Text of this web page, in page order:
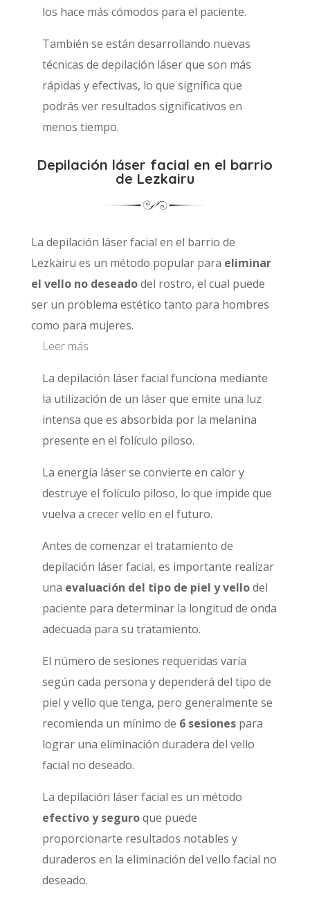
los hace más cómodos para el paciente.
También se están desarrollando nuevas
técnicas de depilación láser que son más
rápidas y efectivas, lo que significa que
podrás ver resultados significativos en
menos tiempo.
Depilación láser facial en el barrio
de Lezkairu
La depilación láser facial en el barrio de
Lezkairu es un método popular para eliminar
el vello no deseadodel rostro, el cual puede
ser un problema estético tanto para hombres
como para mujeres.
Leer más
La depilación láser facial funciona mediante
la utilización de un láser que emite una luz
intensa que es absorbida por la melanina
presente en el folículo piloso.
La energía láser se convierte en calor y
destruye el folículo piloso, lo que impide que
vuelva a crecer vello en el futuro.
Antes de comenzar el tratamiento de
depilación láser facial, es importante realizar
una evaluación del tipo de piel y vellodel
paciente para determinar la longitud de onda
adecuada para su tratamiento.
El número de sesiones requeridas varía
según cada persona y dependerá del tipo de
piel y vello que tenga, pero generalmente se
recomienda un mínimo de 6 sesionespara
lograr una eliminación duradera del vello
facial no deseado.
La depilación láser facial es un método
efectivo y seguroque puede
proporcionarte resultados notables y
duraderos en la eliminación del vello facial no
deseado.